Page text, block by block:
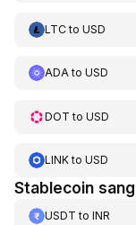
LTCto USD
ADAto USD
DOT to USD
LINKto USD
Stablecoin
USDT to INR